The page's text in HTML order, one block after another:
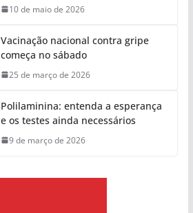
10 de maio de 2026
Vacinação nacional contra gripe
começa no sábado
25 de março de 2026
Polilaminina: entenda a esperança
e os testes ainda necessários
9 de março de 2026